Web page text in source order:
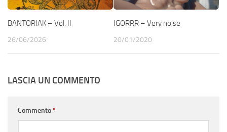
BANTORIAK – Vol. II
26/06/2026
IGORRR – Very noise
20/01/2020
LASCIA UN COMMENTO
Commento*